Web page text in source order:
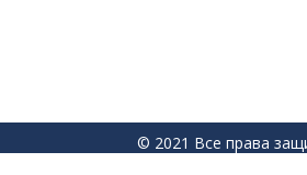
© 2021 Все права